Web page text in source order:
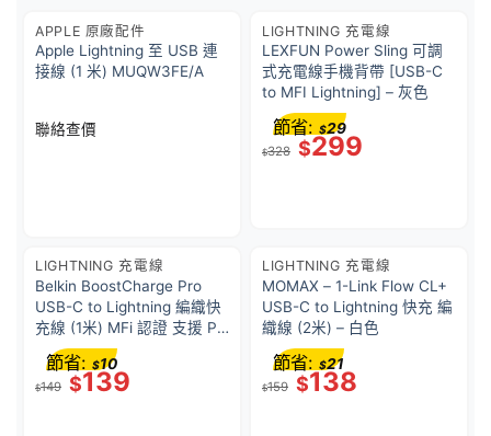
APPLE 原廠配件
Apple Lightning 至 USB 連
接線 (1 米) MUQW3FE/A
聯絡查價
LIGHTNING 充電線
LEXFUN Power Sling 可調
式充電線手機背帶 [USB-C
to MFI Lightning] – 灰色
$328 $299
節省: $29
LIGHTNING 充電線
Belkin BoostCharge Pro
USB-C to Lightning 編織快
充線 (1米) MFi 認證 支援 PD
快充 35萬次彎折耐用 再生
材料製造 香港行貨 |
CAA022FQ1MBK
$149 $139
節省: $10
LIGHTNING 充電線
MOMAX – 1-Link Flow CL+
USB-C to Lightning 快充 編
織線 (2米) – 白色
$159 $138
節省: $21